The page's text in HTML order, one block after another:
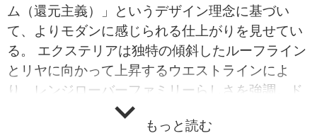
ム（還元主義）」というデザイン理念に基づい
て、よりモダンに感じられる仕上がりを見せてい
る。 エクステリアは独特の傾斜したルーフライン
とリヤに向かって上昇するウエストラインによ
り、レンジローバーファミリーらしさを強調。ド
アパネルに格納されるデプロイアブルドアハンド
ルやシャープな印象を与える超薄型マトリックス
もっと読む